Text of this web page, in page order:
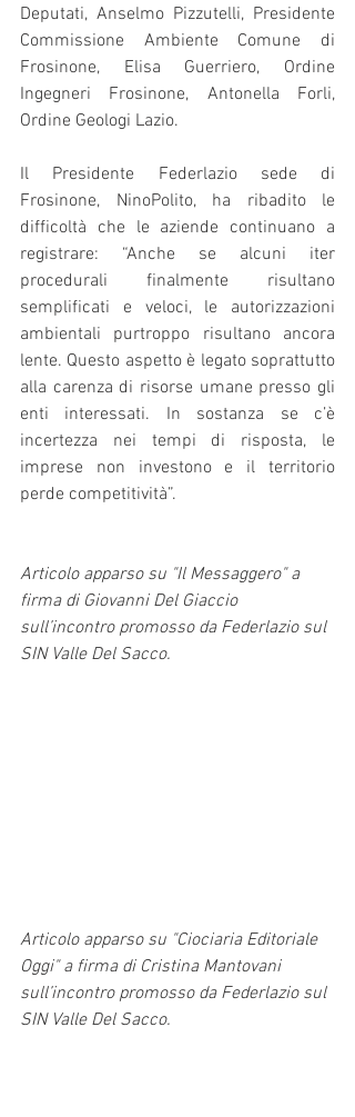
Deputati, Anselmo Pizzutelli, Presidente
Commissione Ambiente Comune di
Frosinone, Elisa Guerriero, Ordine
Ingegneri Frosinone, Antonella Forli,
Ordine Geologi Lazio.
Il Presidente Federlazio sede di
Frosinone, NinoPolito, ha ribadito le
difficoltà che le aziende continuano a
registrare: “Anche se alcuni iter
procedurali finalmente risultano
semplificati e veloci, le autorizzazioni
ambientali purtroppo risultano ancora
lente. Questo aspetto è legato soprattutto
alla carenza di risorse umane presso gli
enti interessati. In sostanza se c’è
incertezza nei tempi di risposta, le
imprese non investono e il territorio
perde competitività”.
Articolo apparso su "Il Messaggero" a
firma di Giovanni Del Giaccio
sull’incontro promosso da Federlazio sul
SIN Valle Del Sacco.
Articolo apparso su "Ciociaria Editoriale
Oggi" a firma di Cristina Mantovani
sull’incontro promosso da Federlazio sul
SIN Valle Del Sacco.